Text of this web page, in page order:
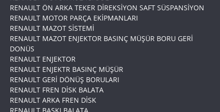
RENAULT ÖN ARKA TEKER DİREKSİYON SAFT SÜSPANSİYON
RENAULT MOTOR PARÇA EKİPMANLARI
RENAULT MAZOT SİSTEMİ
RENAULT MAZOT ENJEKTOR BASINÇ MÜŞÜR BORU GERİ
DONÜS
RENAULT ENJEKTOR
RENAULT ENJEKTR BASINÇ MÜŞÜR
RENAULT GERİ DÖNÜŞ BORULARI
RENAULT FREN DİSK BALATA
RENAULT ARKA FREN DİSK